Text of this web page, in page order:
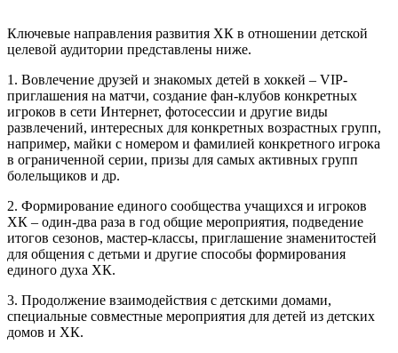
Ключевые направления развития ХК в отношении детской
целевой аудитории представлены ниже.
1. Вовлечение друзей и знакомых детей в хоккей – VIP-
приглашения на матчи, создание фан-клубов конкретных
игроков в сети Интернет, фотосессии и другие виды
развлечений, интересных для конкретных возрастных групп,
например, майки с номером и фамилией конкретного игрока
в ограниченной серии, призы для самых активных групп
болельщиков и др.
2. Формирование единого сообщества учащихся и игроков
ХК – один-два раза в год общие мероприятия, подведение
итогов сезонов, мастер-классы, приглашение знаменитостей
для общения с детьми и другие способы формирования
единого духа ХК.
3. Продолжение взаимодействия с детскими домами,
специальные совместные мероприятия для детей из детских
домов и ХК.